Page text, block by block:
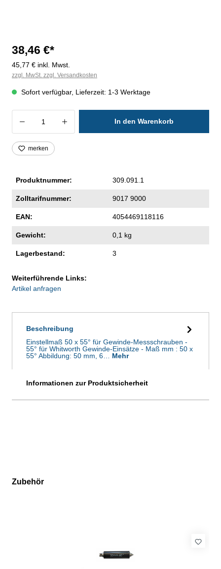
38,46 €*
45,77 € inkl. Mwst.
zzgl. MwSt. zzgl. Versandkosten
Sofort verfügbar, Lieferzeit: 1-3 Werktage
Produkt Anzahl: Gib den gewünschten
In den Warenkorb
merken
Produktnummer: 309.091.1
Zolltarifnummer: 9017 9000
EAN: 4054469118116
Gewicht: 0,1 kg
Lagerbestand: 3
Weiterführende Links:
Artikel anfragen
Beschreibung
Einstellmaß 50 x 55° für Gewinde-Messschrauben -
55° für Whitworth Gewinde-Einsätze - Maß mm : 50 x
55° Abbildung: 50 mm, 6… Mehr
Informationen zur Produktsicherheit
Produktgalerie überspringen
Zubehör